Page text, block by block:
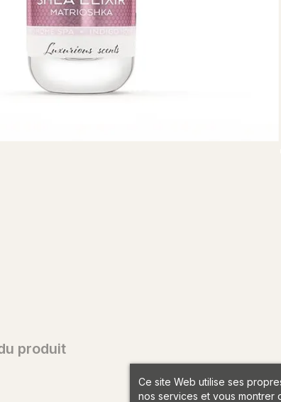
produit
Ce site Web utilise ses
nos services et vous montrer